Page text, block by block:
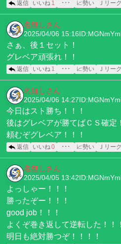
返信 いいね 1 ･･･ 📈勢い Ｊリー
名無しさん
2025/04/06 15:16
さぁ、後１セット！
グレベア頑張れ！！
返信 いいね 1 ･･･ 📈勢い Ｊリー
名無しさん
2025/04/06 14:27
今日はスト勝ち！！！
後はグレベアが勝てばＣＳ確定
頼むぞグレベア！！！
返信 いいね 0 ･･･ 📈勢い Ｊリー
名無しさん
2025/04/05 13:42
よっしゃー！！！
勝ったぞー！！！
good job！！！
よくぞ巻き返して逆転した！！！
明日も絶対勝つぞ！！！！